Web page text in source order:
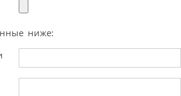
ниже: